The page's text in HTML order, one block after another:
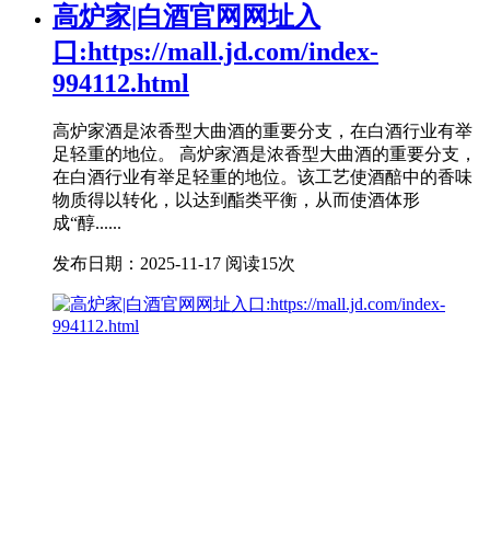
高炉家|白酒官网网址入
口:https://mall.jd.com/index-
994112.html
高炉家酒是浓香型大曲酒的重要分支，在白酒行业有举
足轻重的地位。 高炉家酒是浓香型大曲酒的重要分支，
在白酒行业有举足轻重的地位。该工艺使酒醅中的香味
物质得以转化，以达到酯类平衡，从而使酒体形
成“醇......
发布日期：2025-11-17 阅读15次